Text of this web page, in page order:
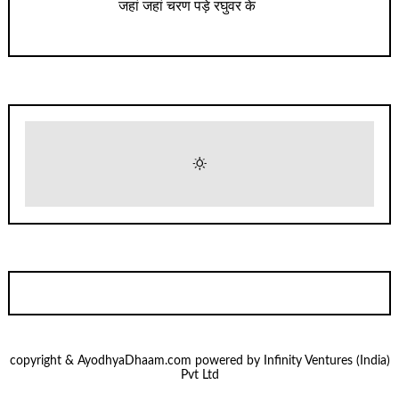
जहां जहां चरण पड़े रघुवर के
copyright & AyodhyaDhaam.com powered by Infinity Ventures (India)
Pvt Ltd